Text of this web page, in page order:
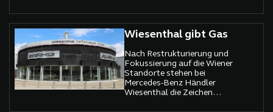
Wiesenthal gibt Gas
Nach Restrukturierung und
Fokussierung auf die Wiener
Standorte stehen bei
Mercedes-Benz Händler
Wiesenthal die Zeichen